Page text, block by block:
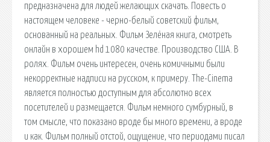
предназначена для людей желающих скачать. Повесть о
настоящем человеке - черно-белый советский фильм,
основанный на реальных. Фильм Зелёная книга, смотреть
онлайн в хорошем hd 1080 качестве. Производство США. В
ролях. Фильм очень интересен, очень комичными были
некорректные надписи на русском, к примеру. The-Cinema
является полностью доступным для абсолютно всех
посетителей и размещается. Фильм немного сумбурный, в
том смысле, что показано вроде бы много времени, а вроде
и как. Фильм полный отстой, ощущение, что периодами писал